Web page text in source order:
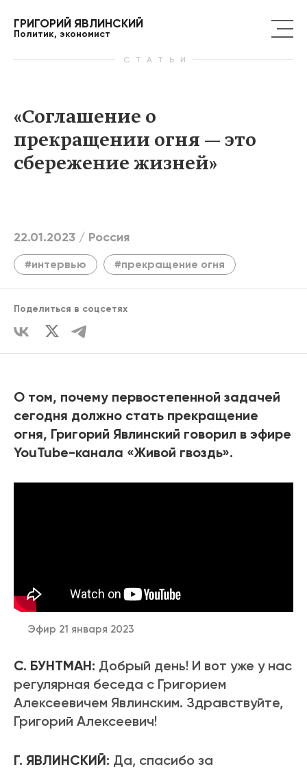
ГРИГОРИЙ ЯВЛИНСКИЙ
Политик, экономист
СТАТЬИ
«Соглашение о
прекращении огня — это
сбережение жизней»
22.01.2023 / Россия
#интервью #прекращение огня
Поделиться в соцсетях
О том, почему первостепенной задачей
сегодня должно стать прекращение
огня, Григорий Явлинский говорил в эфире
YouTube-канала «Живой гвоздь».
Эфир 21 января 2023
С. БУНТМАН: Добрый день! И вот уже у нас
регулярная беседа с Григорием
Алексеевичем Явлинским. Здравствуйте,
Григорий Алексеевич!
Г. ЯВЛИНСКИЙ: Да, спасибо за